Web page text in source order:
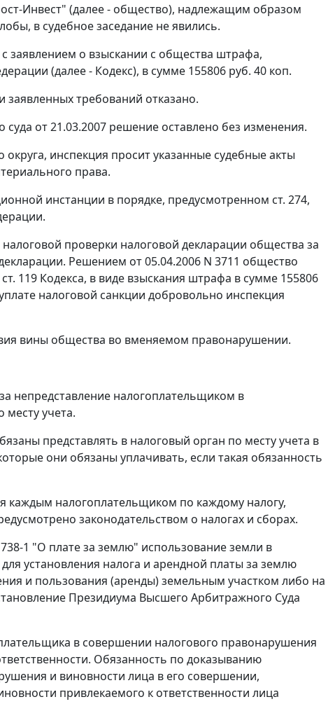
Инвест" (далее - общество), надлежащим образом
в судебное заседание не явились.
заявлением о взыскании с общества штрафа,
(далее - Кодекс), в сумме 155806 руб. 40 коп.
заявленных требований отказано.
от 21.03.2007 решение оставлено без изменения.
инспекция просит указанные судебные акты
права.
инстанции в порядке, предусмотренном ст. 274,
проверки налоговой декларации общества за
Решением от 05.04.2006 N 3711 общество
119 Кодекса, в виде взыскания штрафа в сумме 155806
налоговой санкции добровольно инспекция
вины общества во вменяемом правонарушении.
непредставление налогоплательщиком в
месту учета.
представлять в налоговый орган по месту учета в
они обязаны уплачивать, если такая обязанность
каждым налогоплательщиком по каждому налогу,
законодательством о налогах и сборах.
1 "О плате за землю" использование земли в
установления налога и арендной платы за землю
и пользования (аренды) земельным участком либо на
Президиума Высшего Арбитражного Суда
в совершении налогового правонарушения
Обязанность по доказыванию
и виновности лица в его совершении,
привлекаемого к ответственности лица